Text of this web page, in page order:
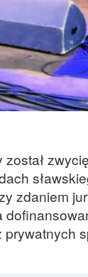
został
zdaniem